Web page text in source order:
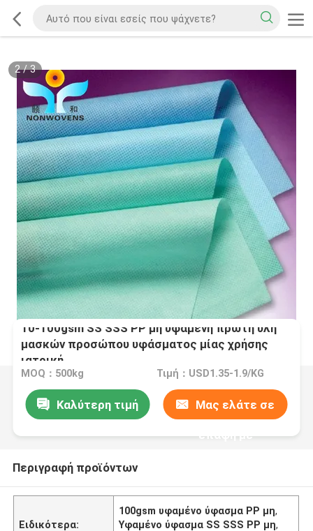
2/3
10-100gsm SS SSS PP μη υφαμένη πρώτη ύλη
μασκών προσώπου υφάσματος μίας χρήσης
ιατρική
MOQ：500kg Τιμή：USD1.35-1.9/KG
Καλύτερη τιμή Μας ελάτε σε
επαφή με
Περιγραφή προϊόντων
Ειδικότερα:
100gsm υφαμένο ύφασμα PP μη,
Υφαμένο ύφασμα SS SSS PP μη,